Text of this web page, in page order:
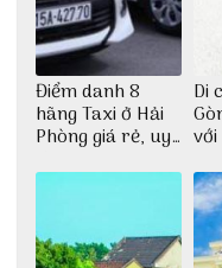
Điểm danh 8
hãng Taxi ở Hải
Phòng giá rẻ, uy
Di